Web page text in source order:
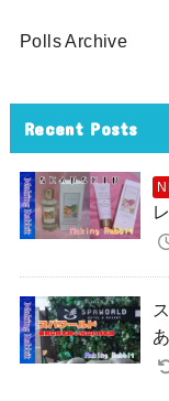
Polls Archive
Recent Posts